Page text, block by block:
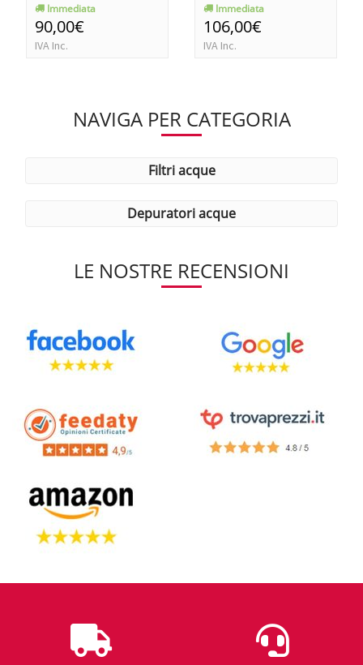
Immediata
90,00€
IVA Inc.
Immediata
106,00€
IVA Inc.
NAVIGA PER CATEGORIA
filtri acque
depuratori acque
LE NOSTRE RECENSIONI